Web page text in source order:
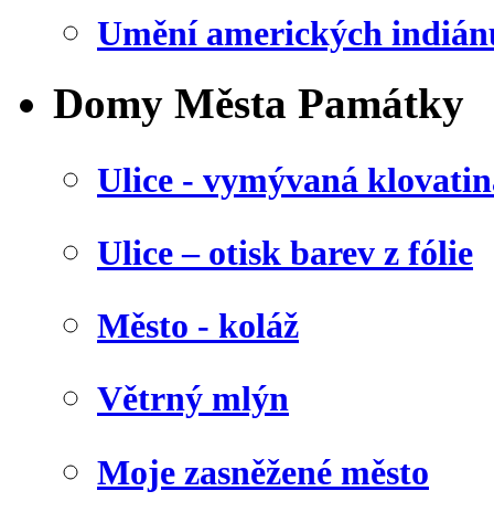
Umění amerických
Domy Města Památky
Ulice - vymývaná
Ulice – otisk barev z fólie
Město - koláž
Větrný mlýn
Moje zasněžené město